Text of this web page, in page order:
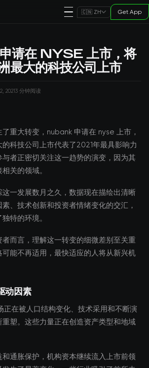
🇨🇳 ZH Get App
在 NYSE 上市，将
最大的科技公司上市
20213 分钟阅读
重大转变，nubank 申请在 nyse 上市，
科技公司上市代表了2021年最具影响力
者正密切关注这一趋势的演变，因为其
关的领域。
一发展数月之久，数据现在描绘出清晰
、技术创新和投资者情绪变化的交汇，
特的环境。
而言，理解这一转变的细微差别至关重
能不再适用，最快适应的人将从新兴机
动因素
正在被人口结构变化、技术采用和不断演
塑。这些力量正在创造资产类型和地域
通胀保护，机构资本继续流入上市前领